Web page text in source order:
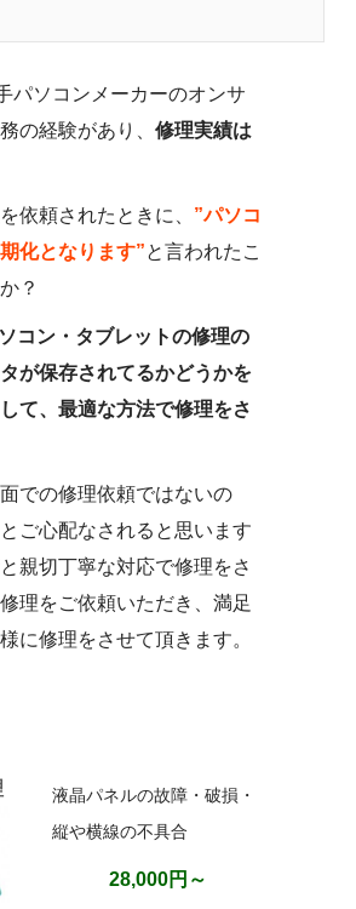
パソコンメーカーのオンサ
の経験があり、 修理実績は
依頼されたときに、 ”パソコ
化となります”と言われたこ
？
コン・タブレットの修理の
が保存されてるかどうかを
て、最適な方法で修理をさ
での修理依頼ではないの
ご心配なされると思います
親切丁寧な対応で修理をさ
理をご依頼いただき、満足
に修理をさせて頂きます。
液晶パネルの故障・破損・
縦や横線の不具合
28,000円～